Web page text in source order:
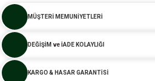
MÜŞTERİ MEMUNİYETLERİ
DEĞİŞİM ve İADE KOLAYLIĞI
KARGO & HASAR GARANTİSİ